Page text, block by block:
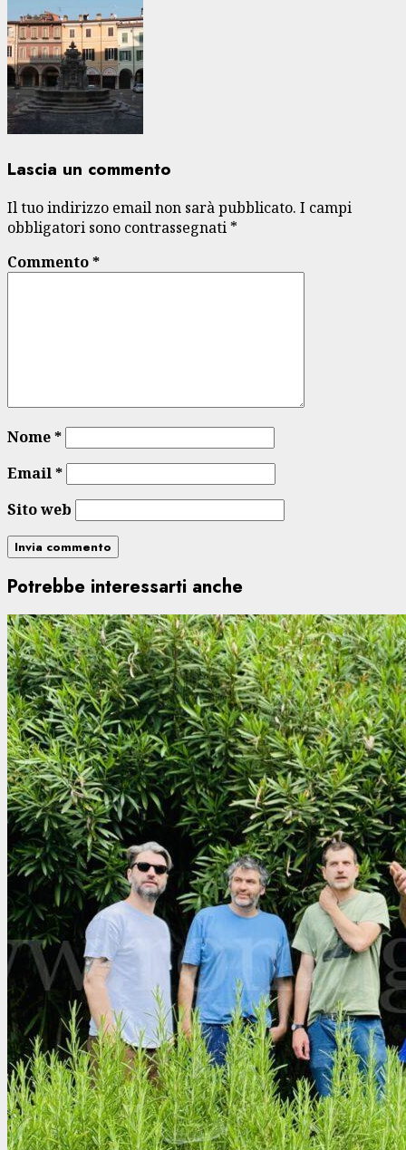
Lascia un commento
Il tuo indirizzo email non sarà pubblicato. I campi
obbligatori sono contrassegnati *
Commento*
Nome*
Email*
Sito web
Potrebbe interessarti anche